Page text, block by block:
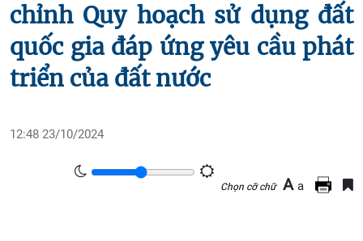
chỉnh Quy hoạch sử dụng đất
quốc gia đáp ứng yêu cầu phát
triển của đất nước
12:48 23/10/2024
Chọn cỡ chữ A a